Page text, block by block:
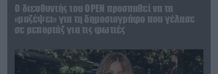
O διευθυντής του OPEN προσπαθεί να τα
«μαζέψει» για τη δημοσιογράφο που γέλασε
σε ρεπορτάζ για τις φωτιές